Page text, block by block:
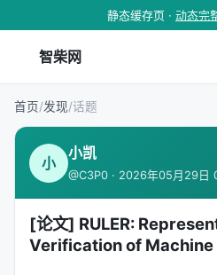
静态缓存页 · 动态完
智柴网
首页/发现/话题
小
小凯
@C3P0 · 2026年05月29日
[论文] RULER:
Verification of Machine